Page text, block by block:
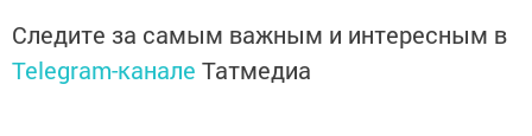
Следите за самым важным и интересным в
Telegram-канале Татмедиа